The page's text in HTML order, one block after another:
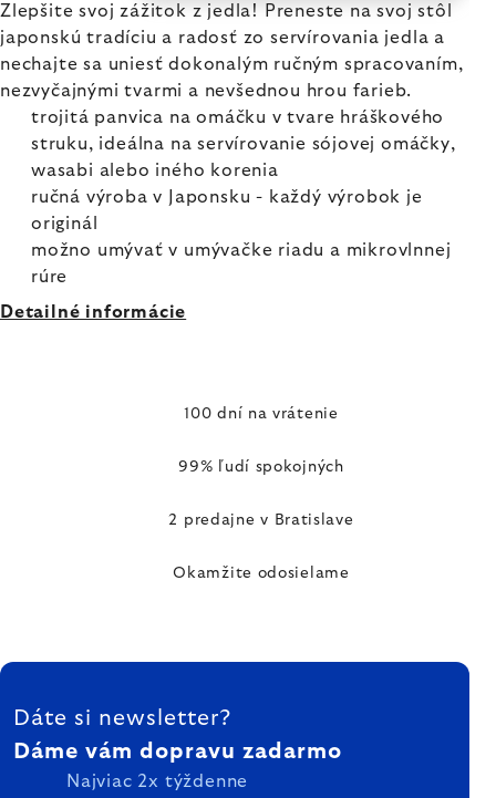
Zlepšite svoj zážitok z jedla! Preneste na svoj stôl
japonskú tradíciu a radosť zo servírovania jedla a
nechajte sa uniesť dokonalým ručným spracovaním,
nezvyčajnými tvarmi a nevšednou hrou farieb.
trojitá panvica na omáčku v tvare hráškového
struku, ideálna na servírovanie sójovej omáčky,
wasabi alebo iného korenia
ručná výroba v Japonsku - každý výrobok je
originál
možno umývať v umývačke riadu a mikrovlnnej
rúre
Detailné informácie
100 dní na vrátenie
99% ľudí spokojných
2 predajne v Bratislave
Okamžite odosielame
ZÁPÄTIE
Dáte si newsletter?
Dáme vám dopravu zadarmo
Najviac 2x týždenne